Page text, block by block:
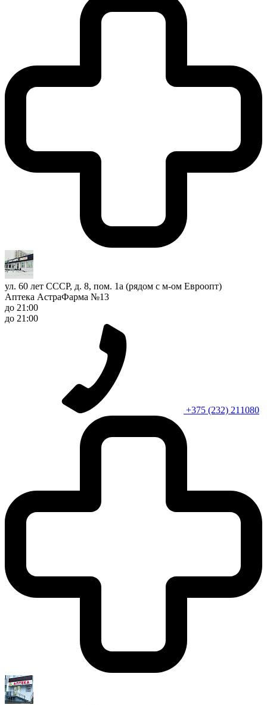
ул. 60 лет СССР, д. 8, пом. 1а (рядом с м-ом Евроопт)
Аптека АстраФарма №13
до 21:00
до 21:00
+375 (232) 211080